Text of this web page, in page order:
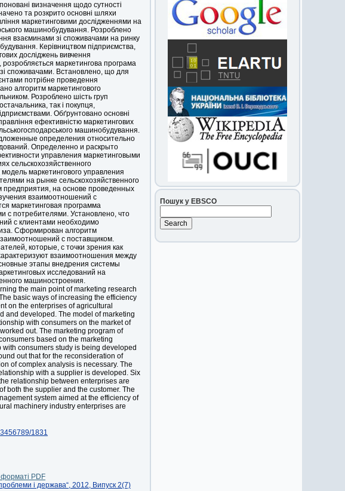
визначення щодо сутності
та розкрито основні шляхи
маркетинговими дослідженнями на
машинобудування. Розроблено
взаєминами зі споживачами на ринку
Керівництвом підприємства,
досліджень вивчення
розробляється маркетингова програма
споживачами. Встановлено, що для
потрібне проведення
алгоритм маркетингового
Розроблено шість груп
так і покупця,
Обґрунтовано основні
ефективністю маркетингових
машинобудування.
определения относительно
Определенно и раскрыто
управления маркетинговыми
сельскохозяйственного
маркетингового управления
на рынке сельскохозяйственного
на основе проведенных
взаимоотношений с
маркетинговая программа
с потребителями. Установлено, что
с клиентами необходимо
Сформирован алгоритм
с поставщиком.
которые, с точки зрения как
взаимоотношения между
этапы внедрения системы
исследований на
машиностроения.
the main point of marketing research
basic ways of increasing the efficiency
on the enterprises of agricultural
and developed. The model of marketing
with consumers on the market of
out. The marketing program of
based on the marketing
consumers study is being developed
out that for the reconsideration of
of complex analysis is necessary. The
with a supplier is developed. Six
relationship between enterprises are
both the supplier and the customer. The
system aimed at the efficiency of
machinery industry enterprises are
1831
PDF
і держава“, 2012, Випуск 2(7)
Пошук у EBSCO